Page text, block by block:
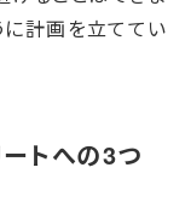
計画を立ててい
トへの3つ